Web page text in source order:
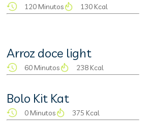
120 Minutos 130 Kcal
Arroz doce light
60 Minutos 238 Kcal
Bolo Kit Kat
0 Minutos 375 Kcal